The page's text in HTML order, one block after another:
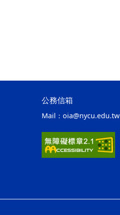
公務信箱
Mail： oia@nycu.edu.tw